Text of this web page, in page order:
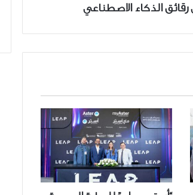
الذكاء الاصطناعي